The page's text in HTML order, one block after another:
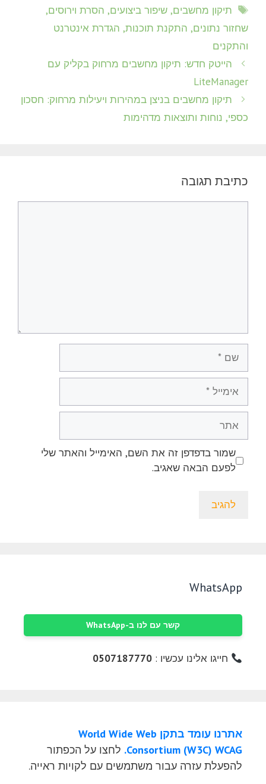
תגיות
תיקון מחשבים, שיפור ביצועים, הסרת וירוסים,
שחזור נתונים, התקנת תוכנות, הגדרת אינטרנט
והתקנים
הייטק חדש: תיקון מחשבים מרחוק בקליק עם
LiteManager
תיקון מחשבים בניצן במהירות ויעילות מרחוק: חסכון
כספי, נוחות ותוצאות מדהימות
כתיבת תגובה
שמור בדפדפן זה את השם, האימייל והאתר שלי
לפעם הבאה שאגיב.
WhatsApp
קשר עם לנו ב-WhatsApp
חייגו אלינו עכשיו :0507187770
אתרנו עומד בתקן World Wide Web
Consortium (W3C) WCAG. לחצו על הכפתור
להפעלת עזרה עבור משתמשים עם לקויות ראייה.